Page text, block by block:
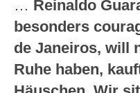
… Reinaldo
besonders
de Janeiros, will
Ruhe haben,